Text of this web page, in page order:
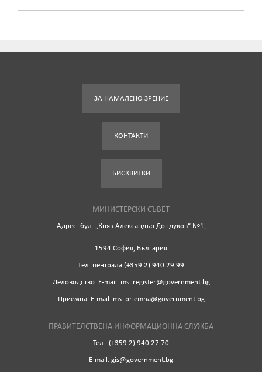
ЗА НАМАЛЕНО ЗРЕНИЕ
КОНТАКТИ
БИСКВИТКИ
МИНИСТЕРСКИ СЪВЕТ
Адрес: бул. „Княз Александър Дондуков“ №1,
1594 София, България
Tел. централа (+359 2) 940 29 99
Деловодство: Е-mail: ms_register@government.bg
Приемна: Е-mail: ms_priemna@government.bg
ПРАВИТЕЛСТВЕНА ИНФОРМАЦИОННА СЛУЖБА
Тел.: (+359 2) 940 27 70
Е-mail: gis@government.bg